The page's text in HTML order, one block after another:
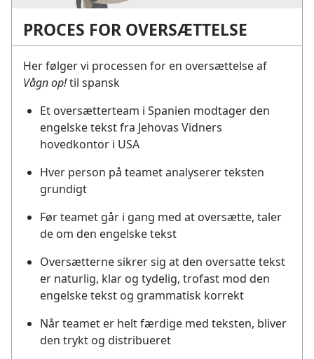
PROCES FOR OVERSÆTTELSE
Her følger vi processen for en oversættelse af
Vågn op!til spansk
Et oversætterteam i Spanien modtager den
engelske tekst fra Jehovas Vidners
hovedkontor i USA
Hver person på teamet analyserer teksten
grundigt
Før teamet går i gang med at oversætte, taler
de om den engelske tekst
Oversætterne sikrer sig at den oversatte tekst
er naturlig, klar og tydelig, trofast mod den
engelske tekst og grammatisk korrekt
Når teamet er helt færdige med teksten, bliver
den trykt og distribueret